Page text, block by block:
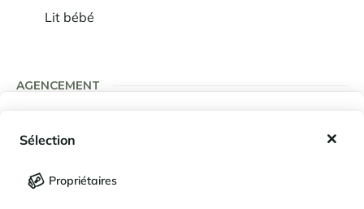
Sélection
Propriétaires
Lit bébé
AGENCEMENT